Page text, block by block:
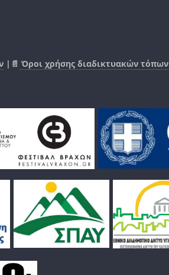
|📄 Όροι χρήσης διαδικτυακών τόπων